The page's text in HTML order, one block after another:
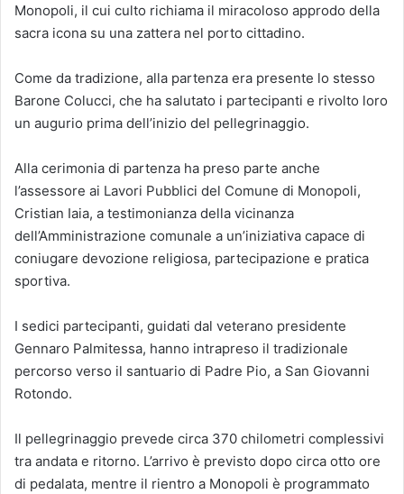
Monopoli, il cui culto richiama il miracoloso approdo della
sacra icona su una zattera nel porto cittadino.
Come da tradizione, alla partenza era presente lo stesso
Barone Colucci, che ha salutato i partecipanti e rivolto loro
un augurio prima dell’inizio del pellegrinaggio.
Alla cerimonia di partenza ha preso parte anche
l’assessore ai Lavori Pubblici del Comune di Monopoli,
Cristian Iaia, a testimonianza della vicinanza
dell’Amministrazione comunale a un’iniziativa capace di
coniugare devozione religiosa, partecipazione e pratica
sportiva.
I sedici partecipanti, guidati dal veterano presidente
Gennaro Palmitessa, hanno intrapreso il tradizionale
percorso verso il santuario di Padre Pio, a San Giovanni
Rotondo.
Il pellegrinaggio prevede circa 370 chilometri complessivi
tra andata e ritorno. L’arrivo è previsto dopo circa otto ore
di pedalata, mentre il rientro a Monopoli è programmato